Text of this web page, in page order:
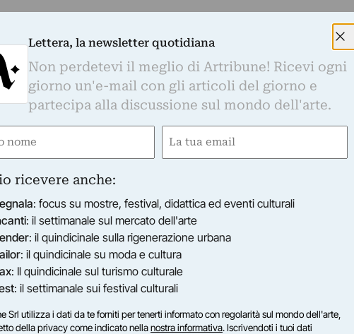
progetto furono fatte in un villaggio dl
presso il quale l'Autrice trascorse circa
un’avventura durata per oltre 40 anni che portò
di riferimento per la comunità aborigena
di morte dai garimpeiros (i cercatori
dei loro diritti.
documentario “A estrangeira”, che verrà
alle ore 19, presso l’auditorium del Centro
Svizzera. Nel 1931 si trasferisce a Oradea, alla
Nel 1944 fugge con la madre per sfuggire
e dopo emigra verso gli Stati Uniti. Nel
la madre e decide di fermarsi nel
sua carriera di fotografa.Nel 2000 vince il
e difesa dei diritti umani) della Lannan
Stati Uniti. Nel 2003 riceve il Premio
Teotônio Vilela. Nel 2008 viene
Lettera, la newsletter quotidiana
Non perdetevi il meglio di Artribune! Ricevi ogni
giorno un'e-mail con gli articoli del giorno e
partecipa alla discussione sul mondo dell'arte.
Email
ricevere anche:
: focus su mostre, festival, didattica ed eventi culturali
: il settimanale sul mercato dell'arte
: il quindicinale sulla rigenerazione urbana
: il quindicinale su moda e cultura
: Il quindicinale sul turismo culturale
: il settimanale sui festival culturali
Srl utilizza i dati da te forniti per tenerti informato con regolarità sul mondo dell'arte,
della privacy come indicato nellanostra informativa. Iscrivendoti i tuoi dati